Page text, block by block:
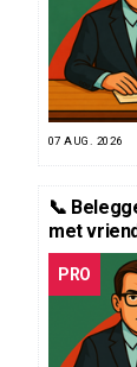
07 AUG. 2026
📞
met
PRO